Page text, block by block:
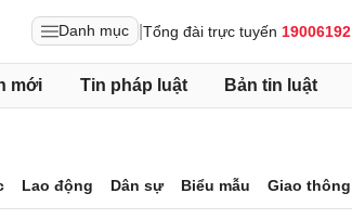
Danh mục Tổng đài trực tuyến 19006192
mới Tin pháp luật Bản tin luật
Lao động Dân sự Biểu mẫu Giao thông